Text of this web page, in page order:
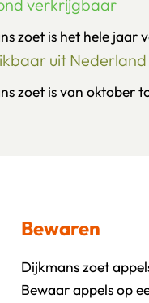
verkrijgbaar
zoet is het hele jaar
uit Nederland
zoet is van oktober
Bewaren
Dijkmans zoet
Bewaar appels op